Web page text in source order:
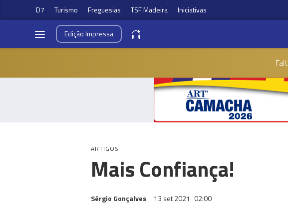
D7 Turismo Freguesias TSF Madeira Iniciativas
EdiçãoImpressa
ARTIGOS
Mais Confiança!
Sérgio Gonçalves 13 set 2021 02:00